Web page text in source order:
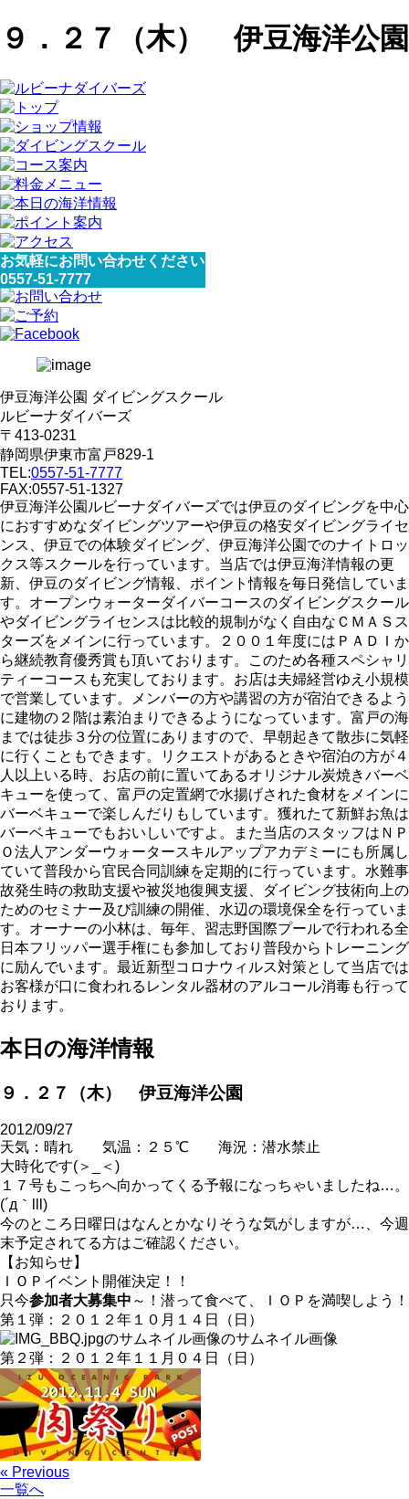
９．２７（木） 伊豆海洋公園
お気軽にお問い合わせください
0557-51-7777
伊豆海洋公園 ダイビングスクール
ルビーナダイバーズ
〒413-0231
静岡県伊東市富戸829-1
TEL:0557-51-7777
FAX:0557-51-1327
伊豆海洋公園ルビーナダイバーズでは伊豆のダイビングを中心
におすすめなダイビングツアーや伊豆の格安ダイビングライセ
ンス、伊豆での体験ダイビング、伊豆海洋公園でのナイトロッ
クス等スクールを行っています。当店では伊豆海洋情報の更
新、伊豆のダイビング情報、ポイント情報を毎日発信していま
す。オープンウォーターダイバーコースのダイビングスクール
やダイビングライセンスは比較的規制がなく自由なＣＭＡＳス
ターズをメインに行っています。２００１年度にはＰＡＤＩか
ら継続教育優秀賞も頂いております。このため各種スペシャリ
ティーコースも充実しております。お店は夫婦経営ゆえ小規模
で営業しています。メンバーの方や講習の方が宿泊できるよう
に建物の２階は素泊まりできるようになっています。富戸の海
までは徒歩３分の位置にありますので、早朝起きて散歩に気軽
に行くこともできます。リクエストがあるときや宿泊の方が４
人以上いる時、お店の前に置いてあるオリジナル炭焼きバーベ
キューを使って、富戸の定置網で水揚げされた食材をメインに
バーベキューで楽しんだりもしています。獲れたて新鮮お魚は
バーベキューでもおいしいですよ。また当店のスタッフはＮＰ
Ｏ法人アンダーウォータースキルアップアカデミーにも所属し
ていて普段から官民合同訓練を定期的に行っています。水難事
故発生時の救助支援や被災地復興支援、ダイビング技術向上の
ためのセミナー及び訓練の開催、水辺の環境保全を行っていま
す。オーナーの小林は、毎年、習志野国際プールで行われる全
日本フリッパー選手権にも参加しており普段からトレーニング
に励んでいます。最近新型コロナウィルス対策として当店では
お客様が口に食われるレンタル器材のアルコール消毒も行って
おります。
本日の海洋情報
９．２７（木） 伊豆海洋公園
2012/09/27
天気：晴れ 気温：２５℃ 海況：潜水禁止
大時化です(＞_＜)
１７号もこっちへ向かってくる予報になっちゃいましたね…。
(´д｀lll)
今のところ日曜日はなんとかなりそうな気がしますが…、今週
末予定されてる方はご確認ください。
【お知らせ】
ＩＯＰイベント開催決定！！
只今参加者大募集中 ～！潜って食べて、ＩＯＰを満喫しよう！
第１弾：２０１２年１０月１４日（日）
第２弾：２０１２年１１月０４日（日）
« Previous
一覧へ